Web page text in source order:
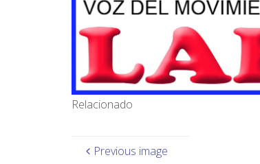
Relacionado
Previous image